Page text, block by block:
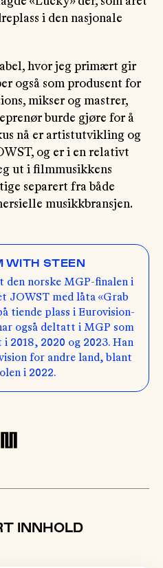
i den nasjonale
hvor jeg primært gir
også som produsent for
mikser og mastrer,
burde gjøre for å
nå er artistutvikling og
og er i en relativt
ut i filmmusikkens
separert fra både
musikkbransjen.
WITH STEEN
den norske MGP-finalen i
JOWST med låta «Grab
tiende plass i Eurovision-
også deltatt i MGP som
2018, 2020 og 2023. Han
for andre land, blant
i 2022.
INNHOLD